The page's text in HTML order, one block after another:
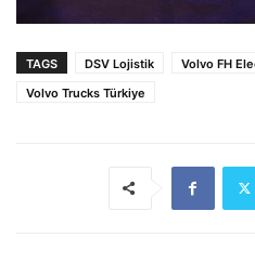
TAGS DSV Lojistik Volvo FH
Volvo Trucks Türkiye